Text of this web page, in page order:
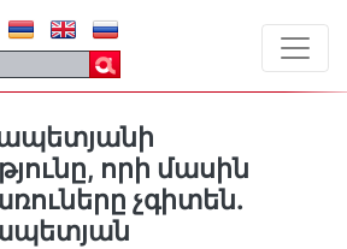
որի մասին
չգիտեն.